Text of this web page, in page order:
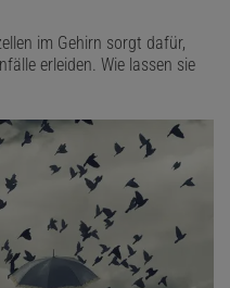
im Gehirn sorgt dafür,
erleiden. Wie lassen sie